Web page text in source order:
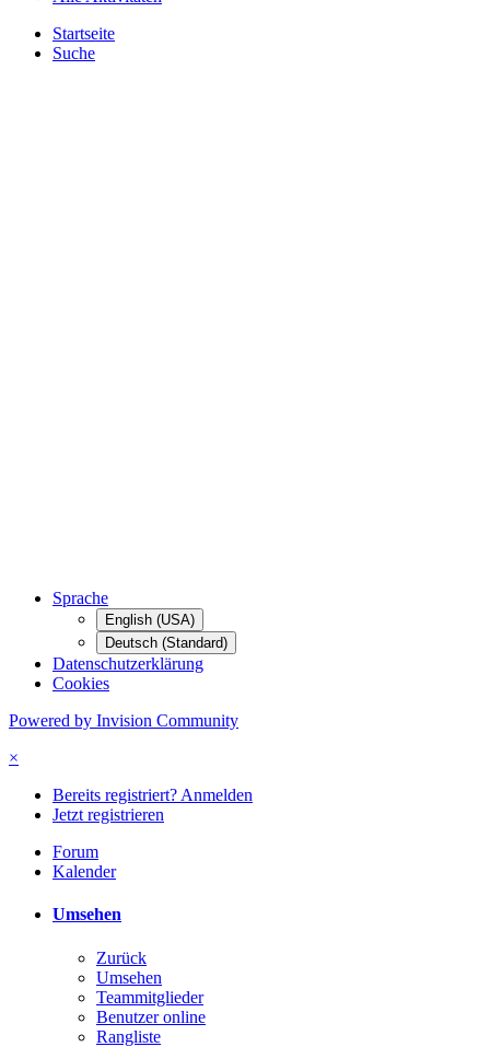
Startseite
Suche
Sprache
English (USA)
Deutsch (Standard)
Datenschutzerklärung
Cookies
Powered by Invision Community
×
Bereits registriert? Anmelden
Jetzt registrieren
Forum
Kalender
Umsehen
Zurück
Umsehen
Teammitglieder
Benutzer online
Rangliste